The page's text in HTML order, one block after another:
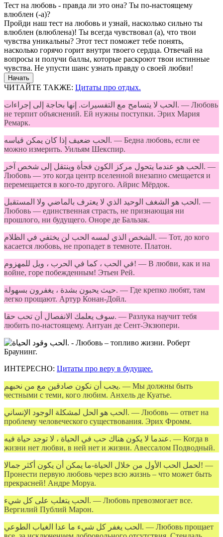
Тест на любовь - правда ли это она? Ты по-настоящему
влюблен (-а)?
Пройди наш тест на любовь и узнай, насколько сильно ты
влюблен (влюблена)! Ты всегда чувствовал (а), что твои
чувства уникальны? Этот тест поможет тебе понять,
насколько горячо горит внутри твоего сердца. Отвечай на
вопросы и получи баллы, которые раскроют твои истинные
чувства. Не упусти шанс узнать правду о своей любви!
Начать
ЧИТАЙТЕ ТАКЖЕ: Цитаты про отдых.
الحب لا يتسامح مع التفسيرات. إنها بحاجة إلى إجراءات. — Любовь
не терпит объяснений. Ей нужны поступки. Эрих Мария
Ремарк.
الحب ضعيف إذا كان يمكن قياسه. — Бедна любовь, если ее
можно измерить. Уильям Шекспир.
الحب هو عندما يتحول مركز الكون فجأة وينتقل إلى شخص آخر. —
Любовь — это когда центр вселенной внезапно смещается и
перемещается в кого-то другого. Айрис Мёрдок.
الحب هو الشغف الوحيد الذي لا يعترف بالماضي ولا المستقبل. —
Любовь — единственная страсть, не признающая ни
прошлого, ни будущего. Оноре де Бальзак.
الشخص الذي لمسه الحب لن يختفي في الظلام. — Тот, до кого
касается любовь, не пропадет в темноте. Платон.
في الحب ، كما في الحرب ، ويل للمهزوم! — В любви, как и на
войне, горе побежденным! Этьен Рей.
حيث يحبون بشدة ، يغفرون بسهولة. — Где крепко любят, там
легко прощают. Артур Конан-Дойл.
سوف يعلمك الانفصال أن تحب حقا. — Разлука научит тебя
любить по-настоящему. Антуан де Сент-Экзюпери.
ИНТЕРЕСНО: Цитаты про веру в будущее.
يجب أن نكون صادقين مع من نحبهم. — Мы должны быть
честными с теми, кого любим. Анхель де Куатье.
الحب هو الحل لمشكلة الوجود الإنساني. — Любовь — ответ на
проблему человеческого существования. Эрих Фромм.
عندما لا يكون هناك حب في الحياة ، لا توجد حياة فيه. — Когда в
жизни нет любви, в ней нет и жизни. Авессалом Подводный.
لحمل الحب الأول من خلال الحياة-ما يمكن أن يكون أكثر جمالا! —
Пронести первую любовь через всю жизнь – что может быть
прекрасней! Андре Моруа.
الحب يتغلب على كل شيء. — Любовь превозмогает все.
Вергилий Публий Марон.
الحب يغفر كل شيء ما عدا الغياب الطوعي. — Любовь прощает